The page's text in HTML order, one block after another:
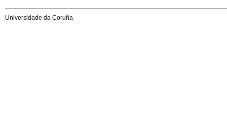
Universidade da Coruña